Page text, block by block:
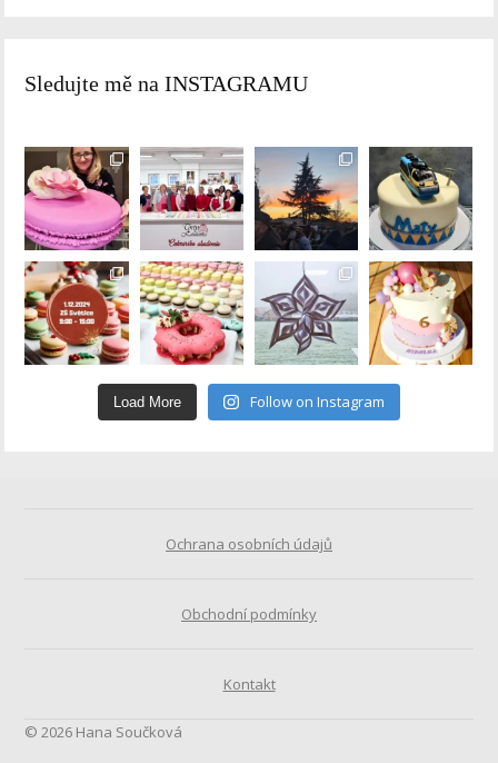
Sledujte mě na INSTAGRAMU
Load More Follow on Instagram
Ochrana osobních údajů
Obchodní podmínky
Kontakt
© 2026 Hana Součková